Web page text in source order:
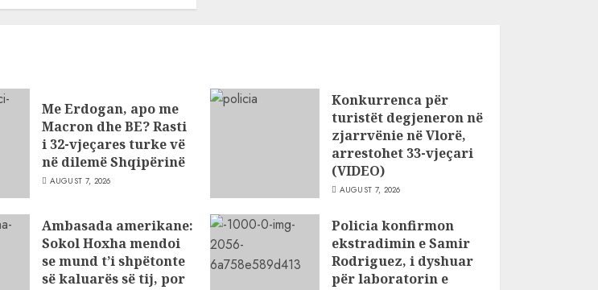
Me Erdogan, apo me
Macron dhe BE? Rasti
i 32-vjeçares turke vë
në dilemë Shqipërinë
AUGUST 7, 2026
Konkurrenca për
turistët degjeneron në
zjarrvënie në Vlorë,
arrestohet 33-vjeçari
(VIDEO)
AUGUST 7, 2026
Ambasada amerikane:
Sokol Hoxha mendoi
se mund t’i shpëtonte
së kaluarës së tij, por
Policia konfirmon
ekstradimin e Samir
Rodriguez, i dyshuar
për laboratorin e